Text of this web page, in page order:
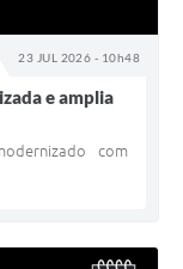
23 JUL 2026 - 10h48
e amplia
com